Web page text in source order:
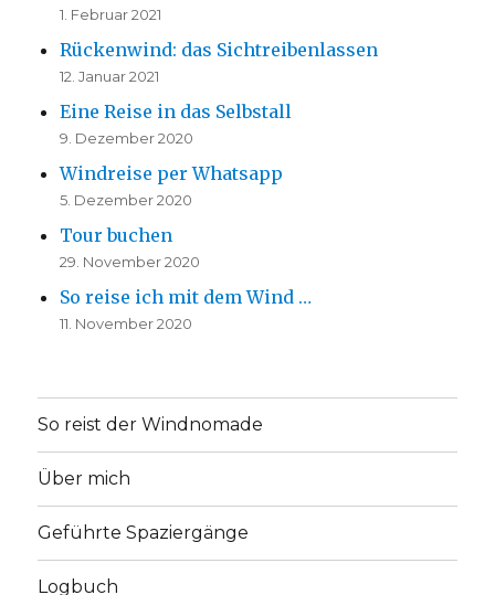
1. Februar 2021
Rückenwind: das Sichtreibenlassen
12. Januar 2021
Eine Reise in das Selbstall
9. Dezember 2020
Windreise per Whatsapp
5. Dezember 2020
Tour buchen
29. November 2020
So reise ich mit dem Wind …
11. November 2020
So reist der Windnomade
Über mich
Geführte Spaziergänge
Logbuch